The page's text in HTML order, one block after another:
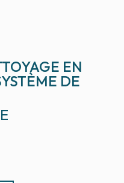
EN
DE